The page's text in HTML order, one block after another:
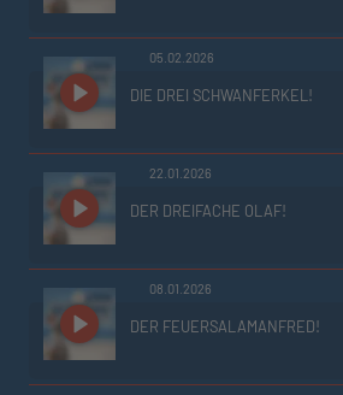
05.02.2026
DIE DREI SCHWANFERKEL!
22.01.2026
DER DREIFACHE OLAF!
08.01.2026
DER FEUERSALAMANFRED!